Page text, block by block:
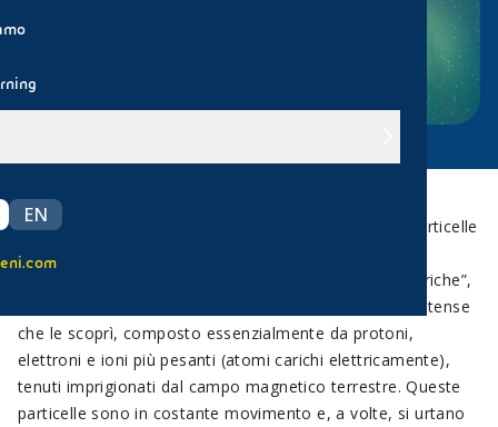
EN
eni.com
Le Fasce di Van Allen sono zone o cinture ricche di particelle
ad alta energia (plasma) che avvolgono la Terra.
Costituiscono un vero e proprio “mare di particelle cariche”,
come amava definirle James Van Allen, il fisico statunitense
che le scoprì, composto essenzialmente da protoni,
elettroni e ioni più pesanti (atomi carichi elettricamente),
tenuti imprigionati dal campo magnetico terrestre. Queste
particelle sono in costante movimento e, a volte, si urtano